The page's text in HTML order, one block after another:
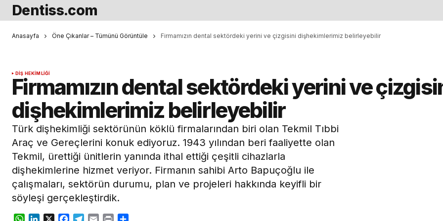
Dentiss.com
Anasayfa Öne Çıkanlar – Tümünü Görüntüle Firmamızın dental sektördeki yerini ve çizgisini dişhekimlerimiz belirleyebilir
DIŞ HEKIMLIĞI
Firmamızın dental sektördeki yerini ve
dişhekimlerimiz belirleyebilir
Türk dişhekimliği sektörünün köklü firmalarından biri olan Tekmil Tıbbi
Araç ve Gereçlerini konuk ediyoruz. 1943 yılından beri faaliyette olan
Tekmil, ürettiği ünitlerin yanında ithal ettiği çeşitli cihazlarla
dişhekimlerine hizmet veriyor. Firmanın sahibi Arto Bapuçoğlu ile
çalışmaları, sektörün durumu, plan ve projeleri hakkında keyifli bir
söyleşi gerçekleştirdik.